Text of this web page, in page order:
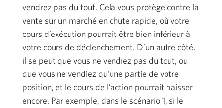
vendrez pas du tout. Cela vous protège contre la
vente sur un marché en chute rapide, où votre
cours d’exécution pourrait être bien inférieur à
votre cours de déclenchement. D’un autre côté,
il se peut que vous ne vendiez pas du tout, ou
que vous ne vendiez qu’une partie de votre
position, et le cours de l’action pourrait baisser
encore. Par exemple, dans le scénario 1, si le